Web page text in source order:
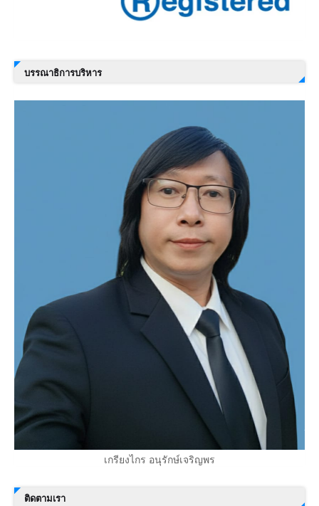
บรรณาธิการบริหาร
เกรียงไกร อนุรักษ์เจริญพร
ติดตามเรา